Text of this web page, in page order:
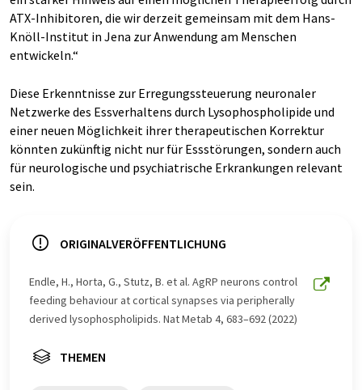
ATX-Inhibitoren, die wir derzeit gemeinsam mit dem Hans-
Knöll-Institut in Jena zur Anwendung am Menschen
entwickeln.“
Diese Erkenntnisse zur Erregungssteuerung neuronaler
Netzwerke des Essverhaltens durch Lysophospholipide und
einer neuen Möglichkeit ihrer therapeutischen Korrektur
könnten zukünftig nicht nur für Essstörungen, sondern auch
für neurologische und psychiatrische Erkrankungen relevant
sein.
ORIGINALVERÖFFENTLICHUNG
Endle, H., Horta, G., Stutz, B. et al. AgRP neurons control
feeding behaviour at cortical synapses via peripherally
derived lysophospholipids. Nat Metab 4, 683–692 (2022)
THEMEN